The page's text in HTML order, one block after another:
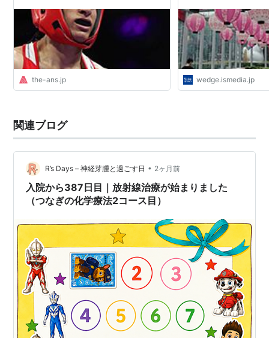
the-ans.jp wedge.ismedia.jp
関連ブログ
R’s Days – 神経芽腫と過ごす日 • 2ヶ月前
入院から387日目｜放射線治療が始まりました
（つなぎの化学療法2コース目）